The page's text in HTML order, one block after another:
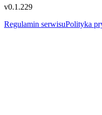
v0.1.229
Regulamin serwisuPolityka